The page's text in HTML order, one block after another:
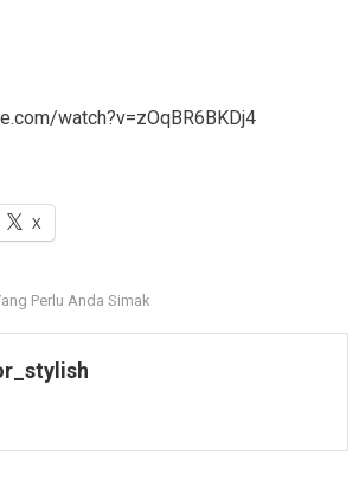
watch?v=zOqBR6BKDj4
X
Perlu Anda Simak